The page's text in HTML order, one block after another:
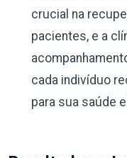
crucial na
pacientes, e a
cada indivíduo
para sua saúde